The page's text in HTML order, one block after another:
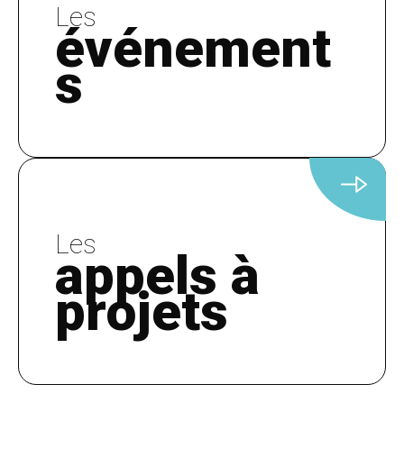
Les
événement
s
Les
appels à
projets